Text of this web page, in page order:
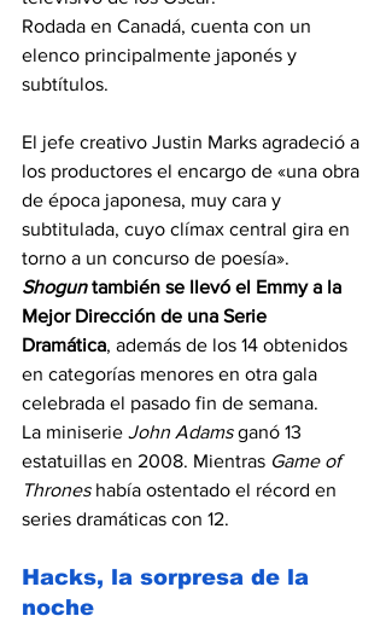
Rodada en Canadá, cuenta con un
elenco principalmente japonés y
subtítulos.
El jefe creativo Justin Marks agradeció a
los productores el encargo de «una obra
de época japonesa, muy cara y
subtitulada, cuyo clímax central gira en
torno a un concurso de poesía».
Shogun también se llevó el Emmy a la
Mejor Dirección de una Serie
Dramática, además de los 14 obtenidos
en categorías menores en otra gala
celebrada el pasado fin de semana.
La miniserie John Adams ganó 13
estatuillas en 2008. Mientras Game of
Thrones había ostentado el récord en
series dramáticas con 12.
Hacks, la sorpresa de la
noche